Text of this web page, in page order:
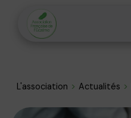
L'association Actualités